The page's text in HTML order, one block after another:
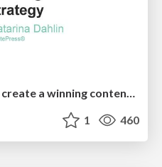
The B2B funnel & how to create a winning content strategy
1 460